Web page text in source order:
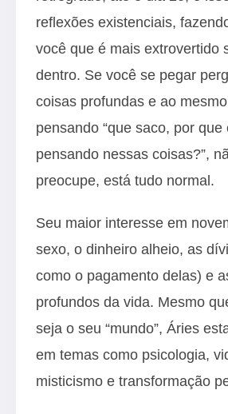
reflexões existenciais,
você que é mais extrovertido
dentro. Se você se pegar
coisas profundas e ao
pensando “que saco, por que
pensando nessas coisas?”,
preocupe, está tudo normal.
Seu maior interesse em
sexo, o dinheiro alheio, as
como o pagamento delas) e
profundos da vida. Mesmo
seja o seu “mundo”, Áries
em temas como psicologia,
misticismo e transformação